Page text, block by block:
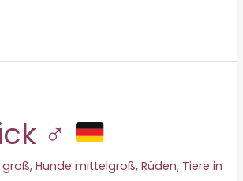
♂
groß,Hunde mittelgroß,Rüden, Tiere in